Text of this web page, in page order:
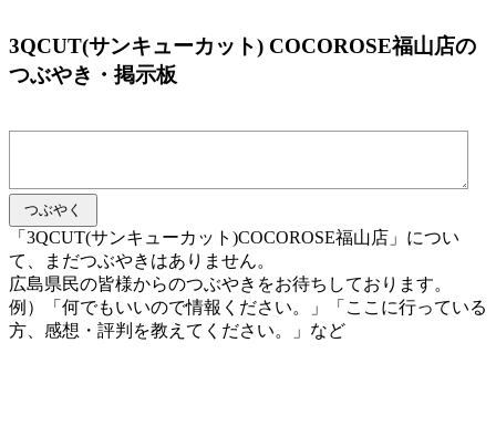
3QCUT(サンキューカット) COCOROSE福山店の
つぶやき・掲示板
「3QCUT(サンキューカット)COCOROSE福山店」につい
て、まだつぶやきはありません。
広島県民の皆様からのつぶやきをお待ちしております。
例）「何でもいいので情報ください。」「ここに行っている
方、感想・評判を教えてください。」など